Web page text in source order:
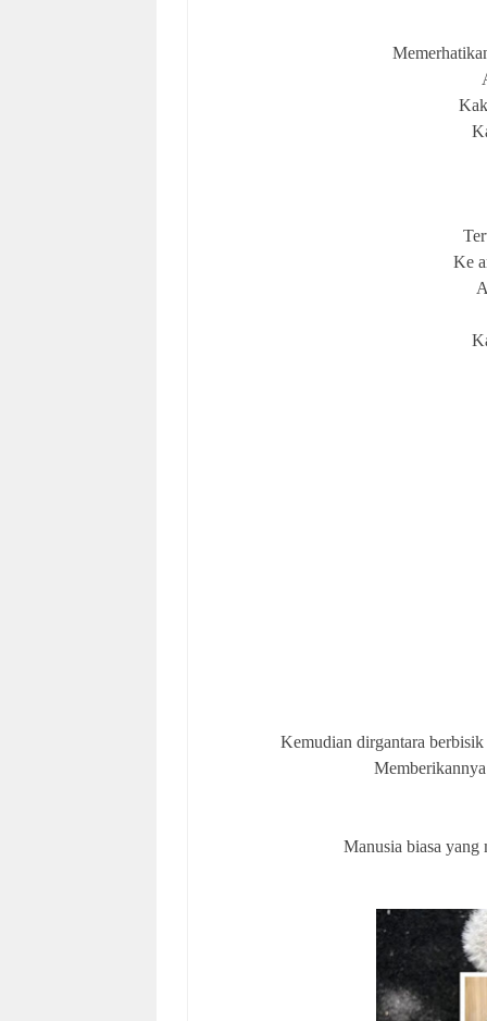
Ke
Kemudian dirgantara
Manusia biasa yang